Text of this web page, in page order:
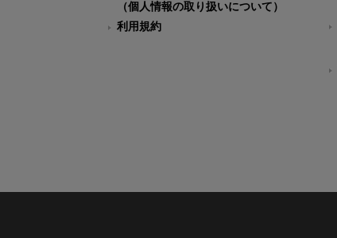
（個人情報の取り扱いについて）
利用規約